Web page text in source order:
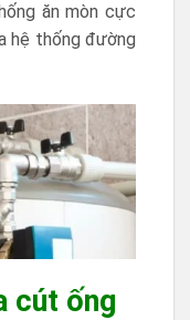
ăn mòn cực
hệ thống đường
cút ống